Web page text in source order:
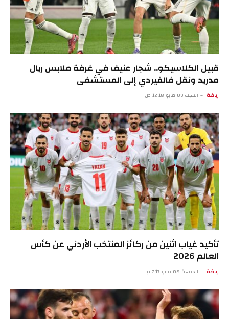
قبيل الكلاسيكو.. شجار عنيف في غرفة ملابس ريال
مدريد ونقل فالفيردي إلى المستشفى
رياضة السبت 09 مايو 12:18 ص
تأكيد غياب اثنين من ركائز المنتخب الأردني عن كأس
العالم 2026
رياضة الجمعة 08 مايو 7:17 م